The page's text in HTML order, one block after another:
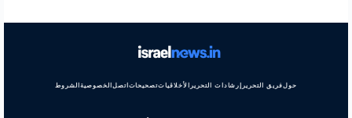
حولفريق التحرير إرشادات التحرير الأخلاقياتتصحيحاتاتصلالخصوصيةالشروط